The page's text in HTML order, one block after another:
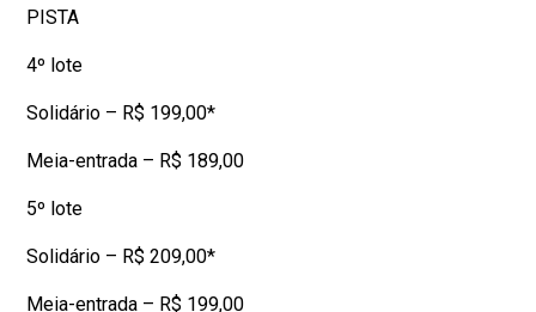
PISTA
4º lote
Solidário – R$ 199,00*
Meia-entrada – R$ 189,00
5º lote
Solidário – R$ 209,00*
Meia-entrada – R$ 199,00